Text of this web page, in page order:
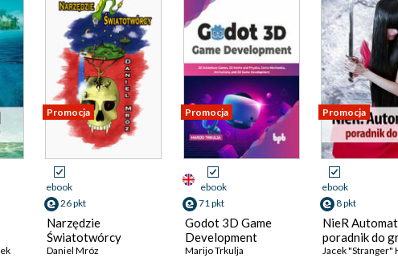
Promocja
ebook
26 pkt
Narzędzie
Światotwórcy
Daniel Mróz
Promocja
ebook
71 pkt
Godot 3D Game
Development
Marijo Trkulja
Promocja
ebook
8 pkt
NieR
poradnik do
Jacek "Stranger"